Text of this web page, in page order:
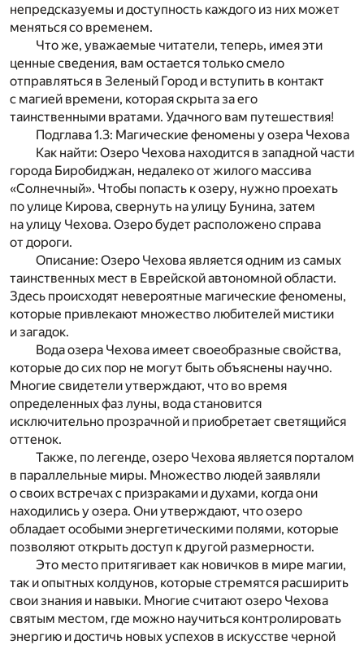
непредсказуемы и доступность каждого из них может
меняться со временем.
Что же, уважаемые читатели, теперь, имея эти
ценные сведения, вам остается только смело
отправляться в Зеленый Город и вступить в контакт
с магией времени, которая скрыта за его
таинственными вратами. Удачного вам путешествия!
Подглава 1.3: Магические феномены у озера Чехова
Как найти: Озеро Чехова находится в западной части
города Биробиджан, недалеко от жилого массива
«Солнечный». Чтобы попасть к озеру, нужно проехать
по улице Кирова, свернуть на улицу Бунина, затем
на улицу Чехова. Озеро будет расположено справа
от дороги.
Описание: Озеро Чехова является одним из самых
таинственных мест в Еврейской автономной области.
Здесь происходят невероятные магические феномены,
которые привлекают множество любителей мистики
и загадок.
Вода озера Чехова имеет своеобразные свойства,
которые до сих пор не могут быть объяснены научно.
Многие свидетели утверждают, что во время
определенных фаз луны, вода становится
исключительно прозрачной и приобретает светящийся
оттенок.
Также, по легенде, озеро Чехова является порталом
в параллельные миры. Множество людей заявляли
о своих встречах с призраками и духами, когда они
находились у озера. Они утверждают, что озеро
обладает особыми энергетическими полями, которые
позволяют открыть доступ к другой размерности.
Это место притягивает как новичков в мире магии,
так и опытных колдунов, которые стремятся расширить
свои знания и навыки. Многие считают озеро Чехова
святым местом, где можно научиться контролировать
энергию и достичь новых успехов в искусстве черной